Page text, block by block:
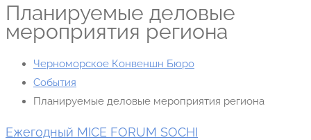
Планируемые деловые
мероприятия региона
Черноморское Конвеншн Бюро
События
Планируемые деловые мероприятия региона
Ежегодный MICE FORUM SOCHI